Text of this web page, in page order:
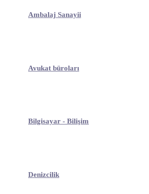
Ambalaj Sanayii
Avukat büroları
Bilgisayar - Bilişim
Denizcilik